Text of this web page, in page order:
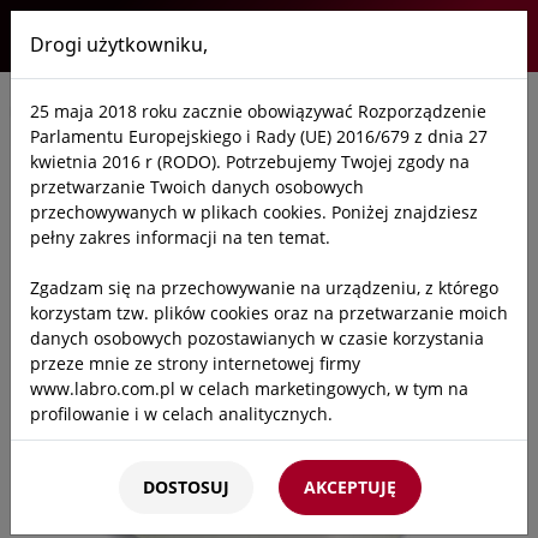
Labro
Start / Oferta / Laboratoria / Zlewy laboratoryjne / Zlewy PP
Drogi użytkowniku,
25 maja 2018 roku zacznie obowiązywać Rozporządzenie
Parlamentu Europejskiego i Rady (UE) 2016/679 z dnia 27
kwietnia 2016 r (RODO). Potrzebujemy Twojej zgody na
przetwarzanie Twoich danych osobowych
przechowywanych w plikach cookies. Poniżej znajdziesz
pełny zakres informacji na ten temat.
Zgadzam się na przechowywanie na urządzeniu, z którego
korzystam tzw. plików cookies oraz na przetwarzanie moich
danych osobowych pozostawianych w czasie korzystania
przeze mnie ze strony internetowej firmy
www.labro.com.pl w celach marketingowych, w tym na
profilowanie i w celach analitycznych.
Kto będzie administratorem Twoich danych?
Administratorami Twoich danych będziemy my: Firma
Labro Technologie sp.z o.o.sp.k. z siedzibą w Krakowie ul.
DOSTOSUJ AKCEPTUJĘ